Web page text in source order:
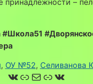
, ОУ №52, Селиванова
ВКонтакте
Ссылка
Почта
Ссылка